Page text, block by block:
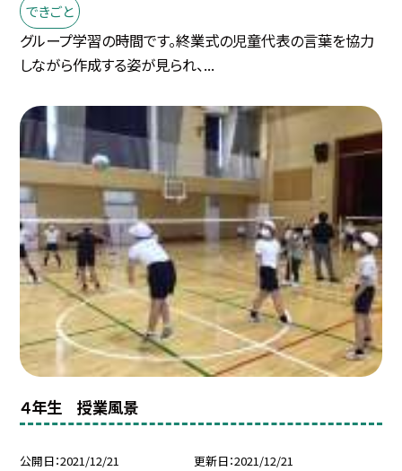
できごと
グループ学習の時間です。終業式の児童代表の言葉を協力
しながら作成する姿が見られ、...
４年生 授業風景
公開日 2021/12/21 更新日 2021/12/21